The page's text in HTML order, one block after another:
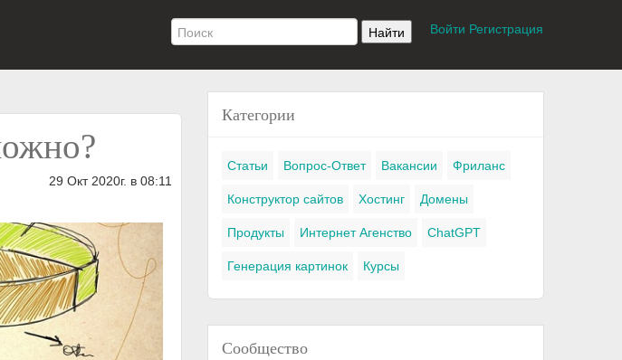
Войти Регистрация
29 Окт 2020г. в 08:11
Категории
Статьи Вопрос-Ответ Вакансии Фриланс
Конструктор сайтов Хостинг Домены
Продукты Интернет Агенство ChatGPT
Генерация картинок Курсы
Сообщество